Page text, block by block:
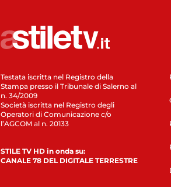
Testata iscritta nel Registro della
Stampa presso il Tribunale di Salerno al
n. 34/2009
Società iscritta nel Registro degli
Operatori di Comunicazione c/o
l’AGCOM al n. 20133
STILE TV HD in onda su:
CANALE 78 DEL DIGITALE TERRESTRE